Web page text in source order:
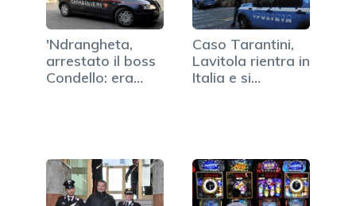
'Ndrangheta,
arrestato il boss
Condello: era…
Caso Tarantini,
Lavitola rientra in
Italia e si